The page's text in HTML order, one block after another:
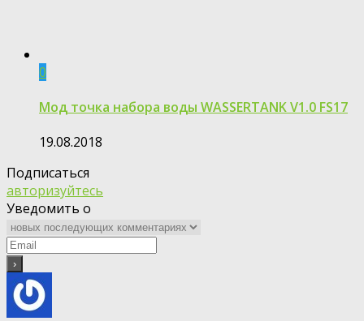
0
Мод точка набора воды WASSERTANK V1.0 FS17
19.08.2018
Подписаться
авторизуйтесь
Уведомить о